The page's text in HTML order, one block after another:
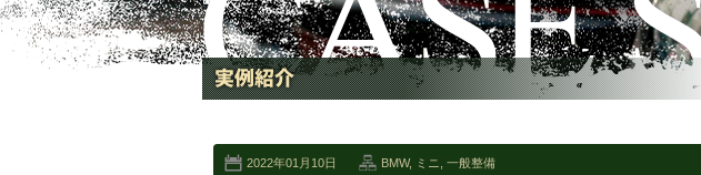
2022年01月10日 BMW, ミニ 一般整備